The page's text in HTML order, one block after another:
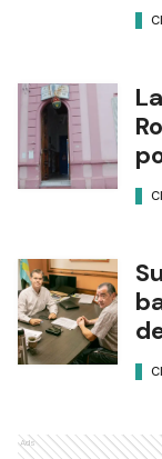
Ads